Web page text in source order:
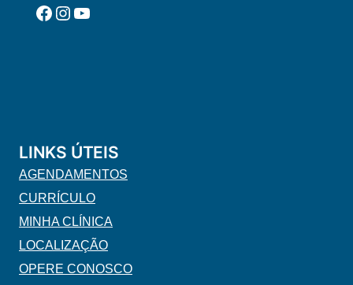
Facebook
Instagram
YouTube
LINKS ÚTEIS
AGENDAMENTOS
CURRÍCULO
MINHA CLÍNICA
LOCALIZAÇÃO
OPERE CONOSCO